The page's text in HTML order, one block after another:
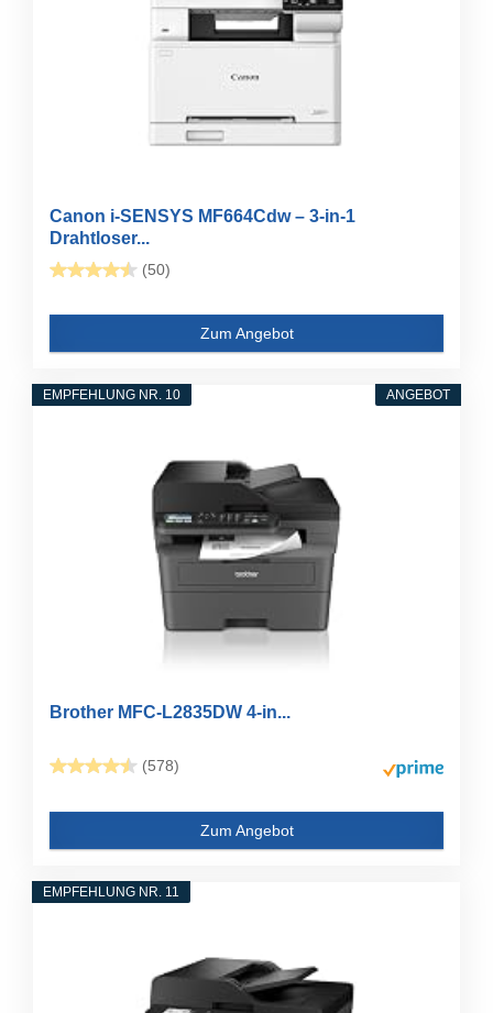
Canon i-SENSYS MF664Cdw – 3-in-1
Drahtloser...
(50)
Zum Angebot
ANGEBOT
EMPFEHLUNG NR. 10
Brother MFC-L2835DW 4-in...
(578)
Zum Angebot
EMPFEHLUNG NR. 11